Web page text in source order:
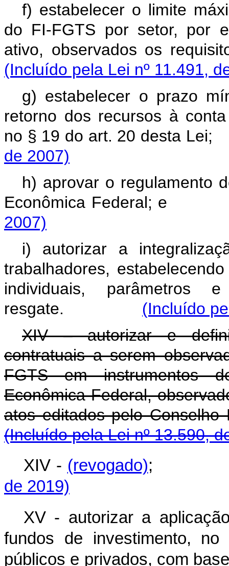
f) estabelecer o limite
do FI-FGTS por setor, por
ativo, observados os
(Incluído pela Lei nº 11.491,
g) estabelecer o prazo
retorno dos recursos à
no § 19 do art. 20
de 2007)
h) aprovar o regulamento
Econômica Federal;
2007)
i) autorizar a
trabalhadores,
individuais, parâmetros
resgate. (Incluído
XIV – autorizar e
contratuais a serem
FGTS em instrumentos
Econômica Federal,
atos editados pelo
(Incluído pela Lei nº 13.590,
XIV - (revogado)
de 2019)
XV - autorizar a
fundos de investimento,
públicos e privados, com